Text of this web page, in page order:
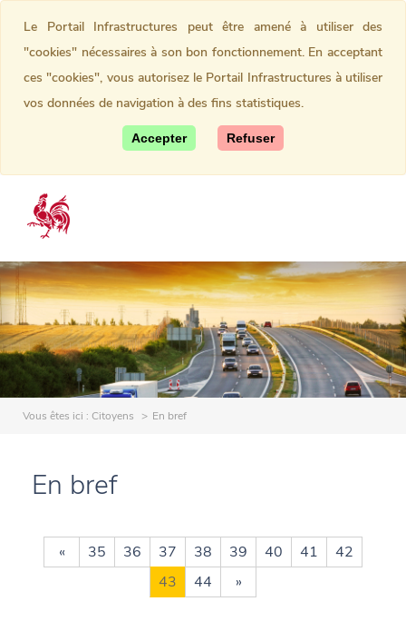
Vous êtes ici : Citoyens En bref
En bref
« 35 36 37 38 39 40 41
42
43
44 »
Le Portail Infrastructures peut être amené à utiliser des
"cookies" nécessaires à son bon fonctionnement. En acceptant
ces "cookies", vous autorisez le Portail Infrastructures à utiliser
vos données de navigation à des fins statistiques.
Accepter Refuser